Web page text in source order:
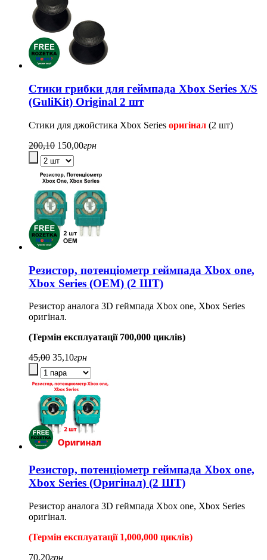
Стики грибки для геймпада Xbox Series X/S
(GuliKit) Original 2 шт
Стики для джойстика Xbox Series оригінал (2 шт)
200,10 150,00грн
Резистор, потенціометр геймпада Xbox one,
Xbox Series (OEM) (2 ШТ)
Резистор аналога 3D геймпада Xbox one, Xbox Series
оригінал.
(Термін експлуатації 700,000 циклів)
45,00 35,10грн
Резистор, потенціометр геймпада Xbox one,
Xbox Series (Оригінал) (2 ШТ)
Резистор аналога 3D геймпада Xbox one, Xbox Series
оригінал.
(Термін експлуатації 1,000,000 циклів)
70,20грн